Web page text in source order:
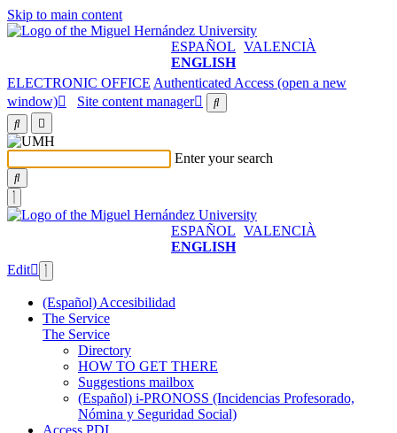
Skip to main content
ESPAÑOL VALENCIÀ
ENGLISH
ELECTRONIC OFFICE Authenticated Access (open a new
window)
Site content manager
Enter your search
ESPAÑOL VALENCIÀ
ENGLISH
Edit
(Español) Accesibilidad
The Service
The Service
Directory
HOW TO GET THERE
Suggestions mailbox
(Español) i-PRONOSS (Incidencias Profesorado,
Nómina y Seguridad Social)
Access PDI